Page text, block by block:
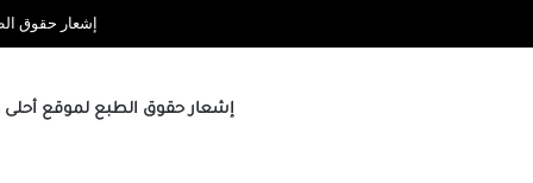
إشعار حقوق
إشعار حقوق الطبع لموقع أحلى